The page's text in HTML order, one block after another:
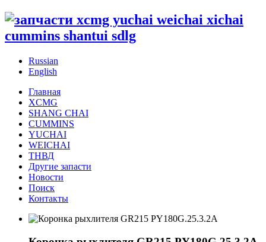
Russian
English
Главная
XCMG
SHANG CHAI
CUMMINS
YUCHAI
WEICHAI
ТНВД
Другие запасти
Новости
Поиск
Контакты